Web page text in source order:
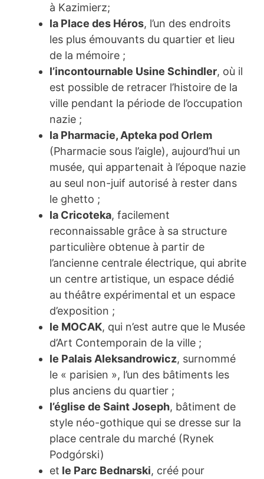
à Kazimierz;
la Place des Héros, l’un des endroits
les plus émouvants du quartier et lieu
de la mémoire ;
l’incontournable Usine Schindler, où il
est possible de retracer l’histoire de la
ville pendant la période de l’occupation
nazie ;
la Pharmacie, Apteka pod Orlem
(Pharmacie sous l’aigle), aujourd’hui un
musée, qui appartenait à l’époque nazie
au seul non-juif autorisé à rester dans
le ghetto ;
la Cricoteka, facilement
reconnaissable grâce à sa structure
particulière obtenue à partir de
l’ancienne centrale électrique, qui abrite
un centre artistique, un espace dédié
au théâtre expérimental et un espace
d’exposition ;
le MOCAK, qui n’est autre que le Musée
d’Art Contemporain de la ville ;
le Palais Aleksandrowicz, surnommé
le « parisien », l’un des bâtiments les
plus anciens du quartier ;
l’église de Saint Joseph, bâtiment de
style néo-gothique qui se dresse sur la
place centrale du marché (Rynek
Podgórski)
et le Parc Bednarski, créé pour